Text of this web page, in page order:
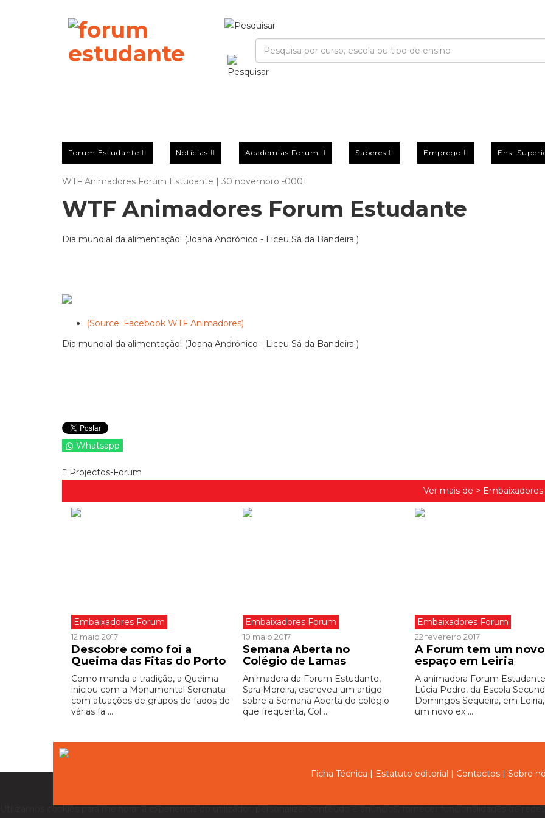
Forum Estudante Notícias Academias Forum Saberes Emprego Ens.
WTF Animadores Forum Estudante | 30 novembro -0001
WTF Animadores Forum Estudante
Dia mundial da alimentação! (Joana Andrónico - Liceu Sá da Bandeira )
(Source: Facebook WTF Animadores)
Dia mundial da alimentação! (Joana Andrónico - Liceu Sá da Bandeira )
Whatsapp
Projectos-Forum
Ver mais de >
Embaixadores Forum
12 maio 2017
Descobre como foi a
Queima das Fitas do Porto
Como manda a tradição, a Queima
iniciou com a Monumental Serenata
com atuações de grupos de fados de
várias fa ...
Embaixadores Forum
10 maio 2017
Semana Aberta no
Colégio de Lamas
Animadora da Forum Estudante,
Sara Moreira, escreveu um artigo
sobre a Semana Aberta do colégio
que frequenta, Col ...
Embaixadores Forum
22 fevereiro 2017
A Forum tem um novo
espaço em Leiria
A animadora Forum
Lúcia Pedro, da Escola
Domingos Sequeira, em
um novo ex ...
Ficha Técnica | Estatuto editorial | Contactos | Sobre
Utilizamos cookies para melhorar a experiência do utilizador, personalizar conteúdo e anúncios, fornecer funcionalidades de